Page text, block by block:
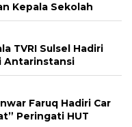
Kepala Sekolah
TVRI Sulsel Hadiri
Antarinstansi
Faruq Hadiri Car
Peringati HUT